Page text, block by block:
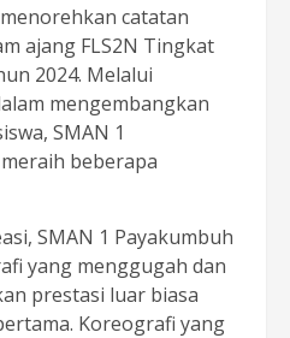
catatan
ajang FLS2N Tingkat
2024. Melalui
mengembangkan
SMAN 1
beberapa
SMAN 1 Payakumbuh
yang menggugah dan
prestasi luar biasa
Koreografi yang